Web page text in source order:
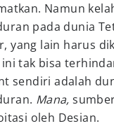
Namun
pada dunia
yang lain harus
ini tak bisa
sendiri adalah
Mana,
oleh Desian.